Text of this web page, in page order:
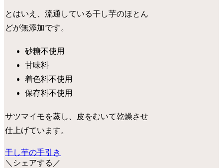
とはいえ、流通している干し芋のほとん
どが無添加です。
砂糖不使用
甘味料
着色料不使用
保存料不使用
サツマイモを蒸し、皮をむいて乾燥させ
仕上げています。
干し芋の手引き
＼シェアする／